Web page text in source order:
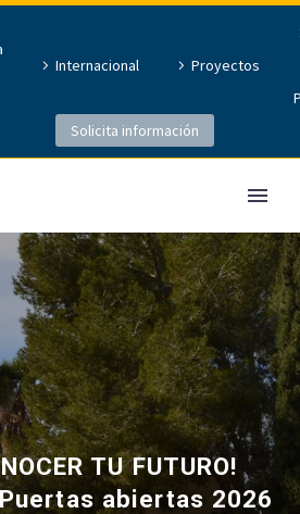
Internacional
Proyectos
Solicita información
TU FUTURO!
abiertas 2026